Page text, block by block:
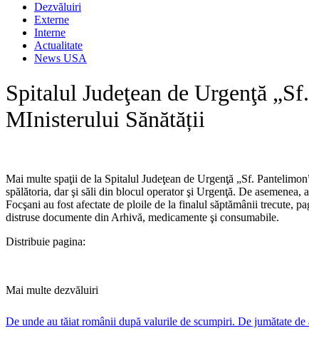
Dezvăluiri
Externe
Interne
Actualitate
News USA
Spitalul Judeţean de Urgenţă
MInisterului Sănătății
Mai multe spaţii de la Spitalul Judeţean de Urgenţă „Sf.
spălătoria, dar şi săli din blocul operator şi Urgenţă. De
Focşani au fost afectate de ploile de la finalul săptămânii trecute,
distruse documente din Arhivă, medicamente şi consumabile.
Distribuie pagina:
Mai multe dezvăluiri
De unde au tăiat românii după valurile de scumpiri. De jumătate